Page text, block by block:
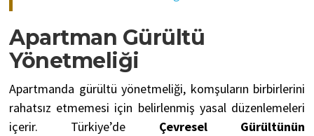
Apartman Gürültü
Yönetmeliği
Apartmanda gürültü yönetmeliği, komşuların birbirlerini
rahatsız etmemesi için belirlenmiş yasal düzenlemeleri
içerir. Türkiye’de Çevresel Gürültünün